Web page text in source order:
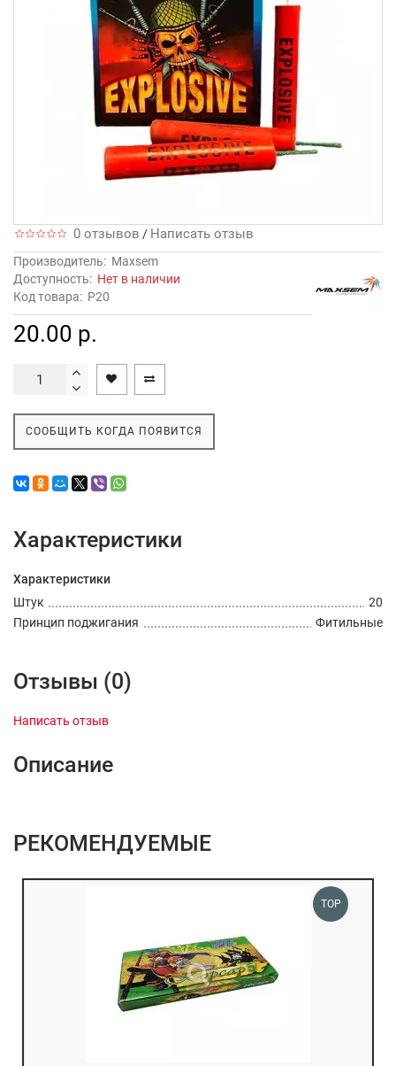
0 отзывов / Написать отзыв
Производитель: Maxsem
Доступность: Нет в наличии
Код товара: P20
20.00 р.
СООБЩИТЬ КОГДА ПОЯВИТСЯ
Характеристики
Характеристики
Штук
20
Принцип поджигания
Фитильные
Отзывы (0)
Написать отзыв
Описание
РЕКОМЕНДУЕМЫЕ
TOP